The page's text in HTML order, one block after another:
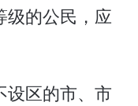
级的公民，应
设区的市、市